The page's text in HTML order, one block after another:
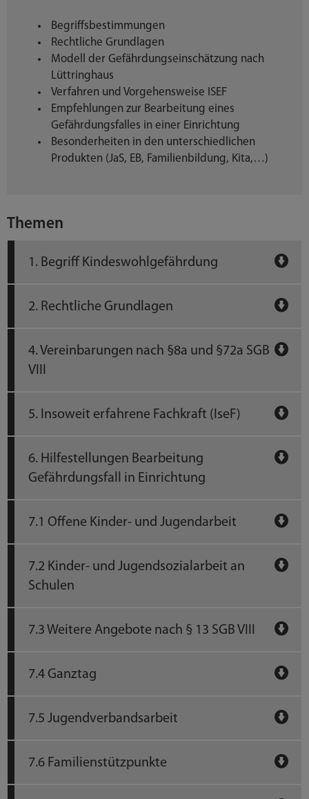
Begriffsbestimmungen
Rechtliche Grundlagen
Modell der Gefährdungseinschätzung nach
Lüttringhaus
Verfahren und Vorgehensweise ISEF
Empfehlungen zur Bearbeitung eines
Gefährdungsfalles in einer Einrichtung
Besonderheiten in den unterschiedlichen
Produkten (JaS, EB, Familienbildung, Kita,…)
Themen
1. Begriff Kindeswohlgefährdung
2. Rechtliche Grundlagen
4. Vereinbarungen nach §8a und §72a SGB
VIII
5. Insoweit erfahrene Fachkraft (IseF)
6. Hilfestellungen Bearbeitung
Gefährdungsfall in Einrichtung
7.1 Offene Kinder- und Jugendarbeit
7.2 Kinder- und Jugendsozialarbeit an
Schulen
7.3 Weitere Angebote nach § 13 SGB VIII
7.4 Ganztag
7.5 Jugendverbandsarbeit
7.6 Familienstützpunkte